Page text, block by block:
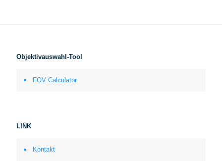
Objektivauswahl-Tool
FOV Calculator
LINK
Kontakt